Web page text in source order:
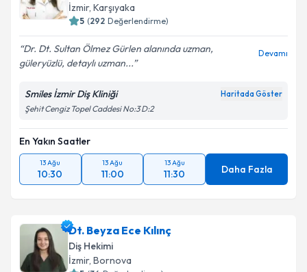
İzmir, Karşıyaka
5 (292 Değerlendirme)
Dr. Dt. Sultan Ölmez Gürlen alanında uzman,
güleryüzlü, detaylı uzman...
Devamı
Smiles İzmir Diş Kliniği Haritada Göster
Şehit Cengiz Topel Caddesi No:3 D:2
En Yakın Saatler
13 Ağu
10:30
13 Ağu
11:00
13 Ağu
11:30 Daha Fazla
Dt. Beyza Ece Kılınç
Diş Hekimi
İzmir, Bornova